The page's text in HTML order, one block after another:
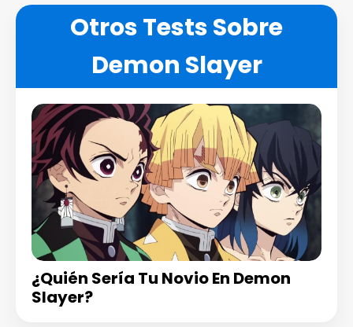
Otros Tests Sobre
Demon Slayer
¿Quién Sería Tu Novio En Demon
Slayer?